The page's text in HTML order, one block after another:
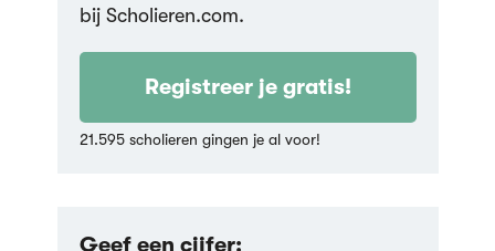
bij Scholieren.com.
Registreer je gratis!
21.595 scholieren gingen je al voor!
Geef een cijfer: